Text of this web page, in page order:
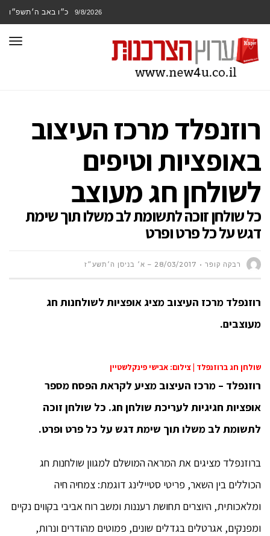
9/8/2026 כ״ו באב ה׳תשפ״ו
רוזנפלד מרכז העיצוב
באופציות וטיפים
לשולחן חג מעוצב
כל שולחן זוכה לתשומת לב משלו תוך שימת
דגש על כל פרט ופרט
רבקה קופר 28/03/2017 – א׳ בניסן ה׳תשע״ז
רוזנפלד מרכז העיצוב מציג אופציות לשולחנות חג
מעוצבים.
שולחן חג ברוזנפלד | צילום: אבישי פינקלשטיין
רוזנפלד – מרכז העיצוב מציע לקראת הפסח מספר
אופציות חגיגיות לעריכת שולחן חג. כל שולחן זוכה
לתשומת לב משלו תוך שימת דגש על כל פרט ופרט.
ברוזנפלד מציגים את המראה המושלם למגוון שולחנות חג
הכוללים בין השאר, פריטי סטיילינג דוגמת: צמחיה חיה
ומלאכותית, היוצרים תחושת רעננות ומשב רוח אביבי בקווים נקיים
ומפנקים, אגרטלים בגדלים שונים, פמוטים מהודרים ונרות,